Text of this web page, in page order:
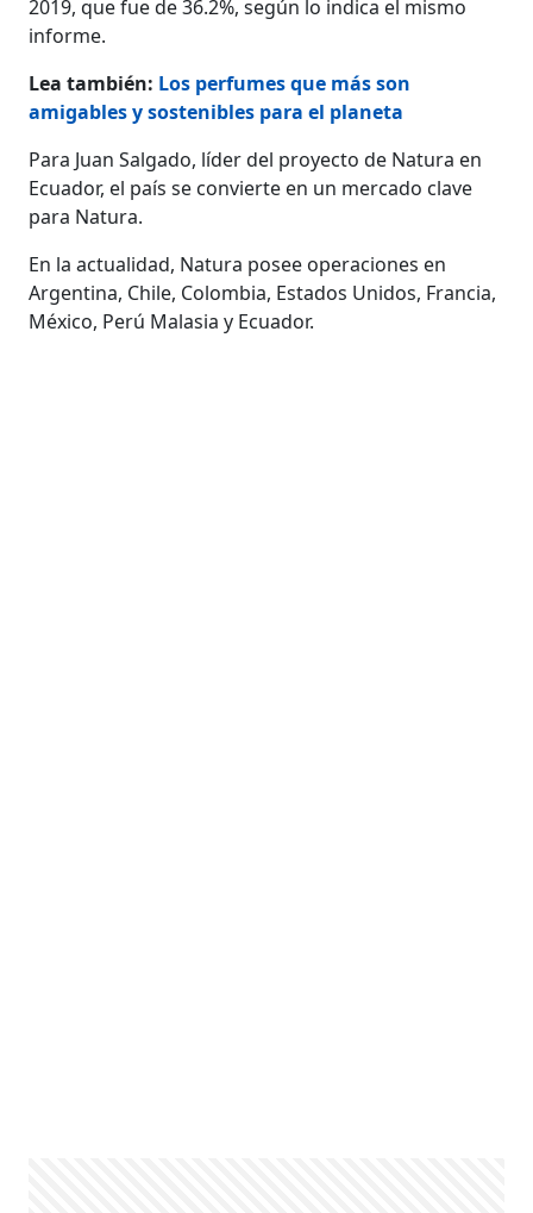
2019, que fue de 36.2%, según lo indica el mismo
informe.
Lea también: Los perfumes que más son
amigables y sostenibles para el planeta
Para Juan Salgado, líder del proyecto de Natura en
Ecuador, el país se convierte en un mercado clave
para Natura.
En la actualidad, Natura posee operaciones en
Argentina, Chile, Colombia, Estados Unidos, Francia,
México, Perú Malasia y Ecuador.